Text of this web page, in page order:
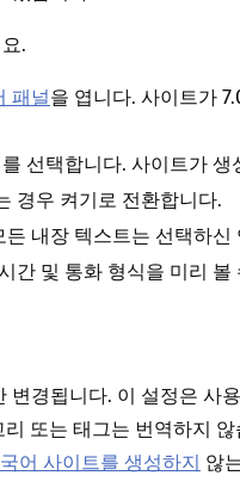
.
패널을 엽니다. 사이트가
선택합니다. 사이트가 생
경우 켜기 로 전환합니다.
내장 텍스트는 선택하신
간 및 통화 형식을 미리 볼
경됩니다. 이 설정은 사
또는 태그는 번역하지 않
어 사이트를 생성하지 않